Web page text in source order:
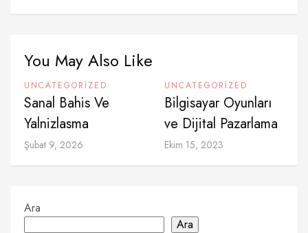
You May Also Like
UNCATEGORIZED
Sanal Bahis Ve
Yalnizlasma
Şubat 9, 2026
UNCATEGORIZED
Bilgisayar Oyunları
ve Dijital Pazarlama
Ekim 15, 2023
Ara
Ara